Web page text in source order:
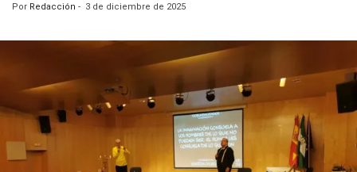
Por Redacción - 3 de diciembre de 2025